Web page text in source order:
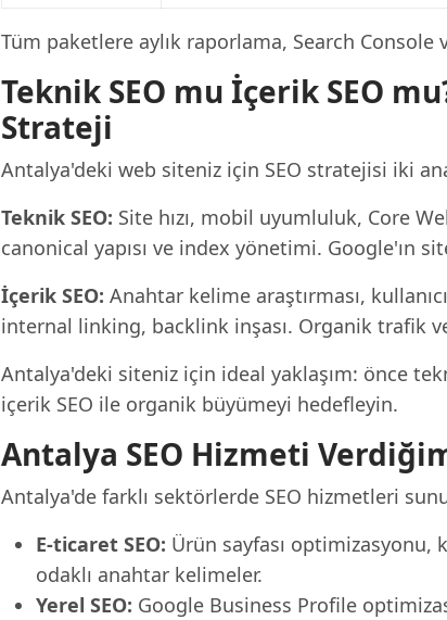
Tüm paketlere aylık raporlama, Search Console
Teknik SEO mu İçerik SEO
Strateji
Antalya'deki web siteniz için SEO stratejisi iki
Teknik SEO: Site hızı, mobil uyumluluk, Core
canonical yapısı ve index yönetimi. Google'ın
İçerik SEO: Anahtar kelime araştırması,
internal linking, backlink inşası. Organik trafik
Antalya'deki siteniz için ideal yaklaşım: önce
içerik SEO ile organik büyümeyi hedefleyin.
Antalya SEO Hizmeti
Antalya'de farklı sektörlerde SEO hizmetleri
E-ticaret SEO: Ürün sayfası optimizasyonu,
odaklı anahtar kelimeler.
Yerel SEO: Google Business Profile